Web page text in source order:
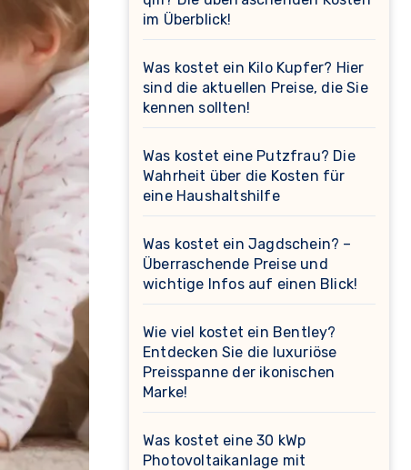
im Überblick!
Was kostet ein Kilo Kupfer? Hier
sind die aktuellen Preise, die Sie
kennen sollten!
Was kostet eine Putzfrau? Die
Wahrheit über die Kosten für
eine Haushaltshilfe
Was kostet ein Jagdschein? –
Überraschende Preise und
wichtige Infos auf einen Blick!
Wie viel kostet ein Bentley?
Entdecken Sie die luxuriöse
Preisspanne der ikonischen
Marke!
Was kostet eine 30 kWp
Photovoltaikanlage mit